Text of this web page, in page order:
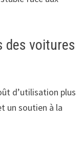
des voitures
d’utilisation plus
un soutien à la